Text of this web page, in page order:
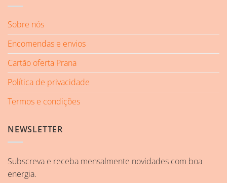
Sobre nós
Encomendas e envios
Cartão oferta Prana
Política de privacidade
Termos e condições
NEWSLETTER
Subscreva e receba mensalmente novidades com boa
energia.